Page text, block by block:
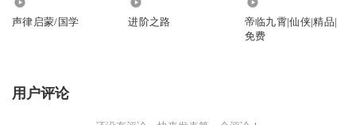
声律启蒙/国学 进阶之路
帝临九霄|仙侠|精品|
免费
用户评论